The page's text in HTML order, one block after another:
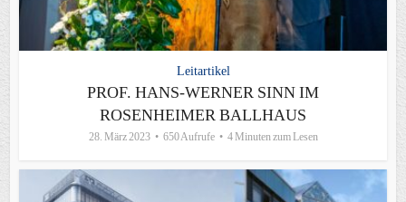
Leitartikel
PROF. HANS-WERNER SINN IM
ROSENHEIMER BALLHAUS
28. März 2023 650 Aufrufe 4 Minuten zum Lesen